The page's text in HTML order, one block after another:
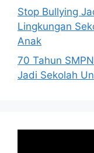
Stop Bullying
Lingkungan
Anak
70 Tahun
Jadi Sekolah